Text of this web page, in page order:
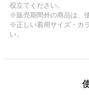
役立てください。
※販売期間外の商品は、
※正しい着用サイズ・カ
い。